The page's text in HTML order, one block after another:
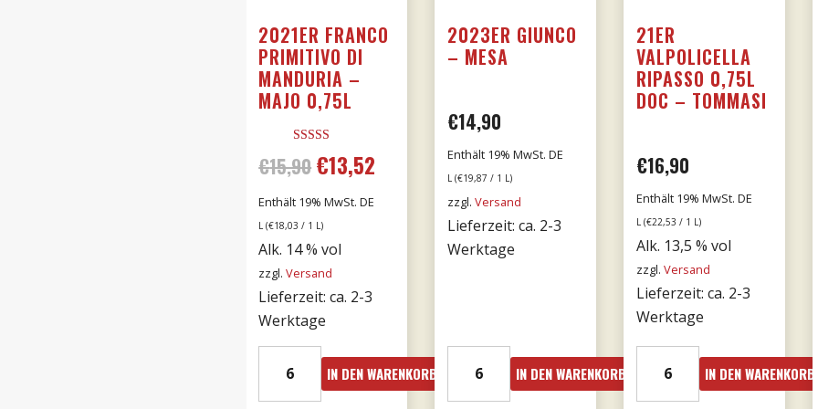
2021ER FRANCO
PRIMITIVO DI
MANDURIA –
MAJO 0,75L
5.00
von 5
€15,90 Ursprünglicher
Preis
war:
€15,90
€13,52
Enthält 19% MwSt. DE
L (€18,03 / 1 L)
Alk. 14 % vol
zzgl.Versand
Lieferzeit: ca. 2-3
Werktage
Franco
Primitivo
IN DEN WARENKORB
2023ER GIUNCO
– MESA
€14,90
Enthält 19% MwSt. DE
L (€19,87 / 1 L)
zzgl.Versand
Lieferzeit: ca. 2-3
Werktage
Giunco
-
IN DEN WARENKORB
21ER
VALPOLICELLA
RIPASSO 0,75L
DOC – TOMMASI
€16,90
Enthält 19% MwSt. DE
L (€22,53 / 1 L)
Alk. 13,5 % vol
zzgl. Versand
Lieferzeit: ca. 2-3
Werktage
Valpolicella
Ripasso
IN DEN WARENKORB